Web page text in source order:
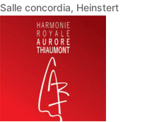
Salle concordia, Heinstert